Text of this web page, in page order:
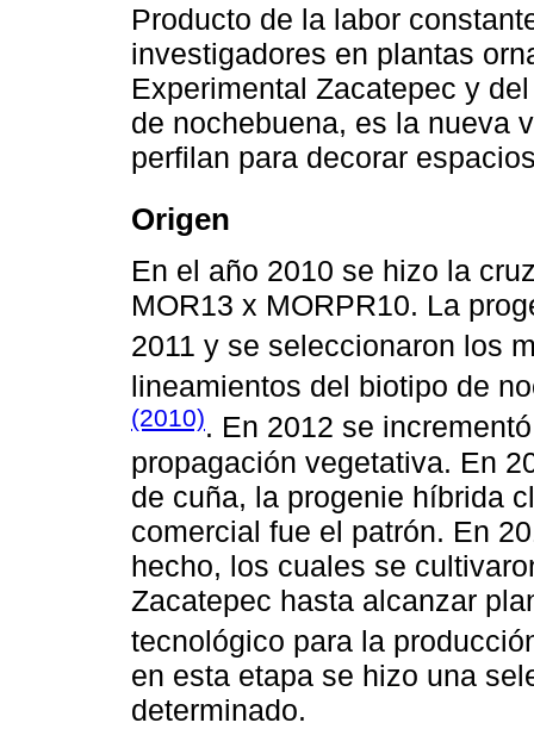
Producto de la labor
investigadores en plantas
Experimental Zacatepec y
de nochebuena, es la nueva
perfilan para decorar
Origen
En el año 2010 se hizo la
MOR13 x MORPR10. La
2011 y se seleccionaron los
lineamientos del biotipo de
(2010). En 2012 se
propagación vegetativa. En
de cuña, la progenie híbrida
comercial fue el patrón. En
hecho, los cuales se
Zacatepec hasta alcanzar
tecnológico para la
en esta etapa se hizo una
determinado.